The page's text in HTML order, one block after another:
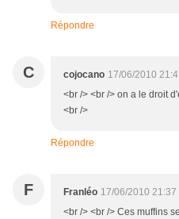
Répondre
C cojocano 17/06/2010
<br /> <br /> on a le droit
<br />
Répondre
F Franléo 17/06/2010 21:37
<br /> <br /> Ces muffins